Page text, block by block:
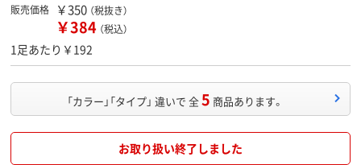
販売価格 ￥350 （税抜き）
￥384 （税込）
1足あたり￥192
「カラー」「タイプ」 違いで 全5 商品あります。
お取り扱い終了しました